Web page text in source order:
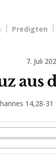
Predigten
7. Juli
aus
14,28-31